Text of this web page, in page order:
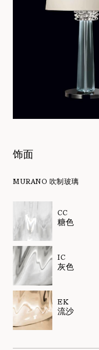
饰面
MURANO 吹制玻璃
CC
糖色
IC
灰色
EK
流沙